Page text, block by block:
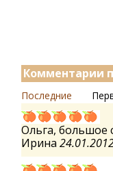
Комментарии
Последние
Ольга, большое
Ирина